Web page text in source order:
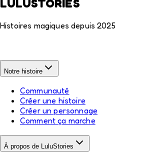
LULUSTORIES
Histoires magiques depuis 2025
Notre histoire
Communauté
Créer une histoire
Créer un personnage
Comment ça marche
À propos de LuluStories